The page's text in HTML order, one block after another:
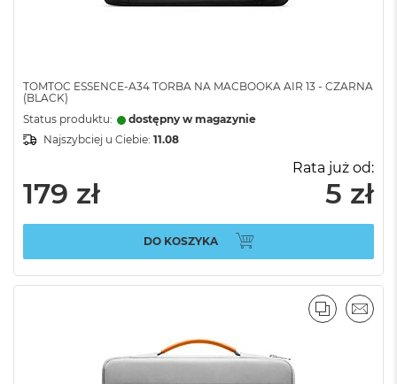
TOMTOC ESSENCE-A34 TORBA NA MACBOOKA AIR 13 - CZARNA
(BLACK)
Status produktu:
dostępny w magazynie
Najszybciej u Ciebie: 11.08
179 zł
Rata już od:
5 zł
DO KOSZYKA